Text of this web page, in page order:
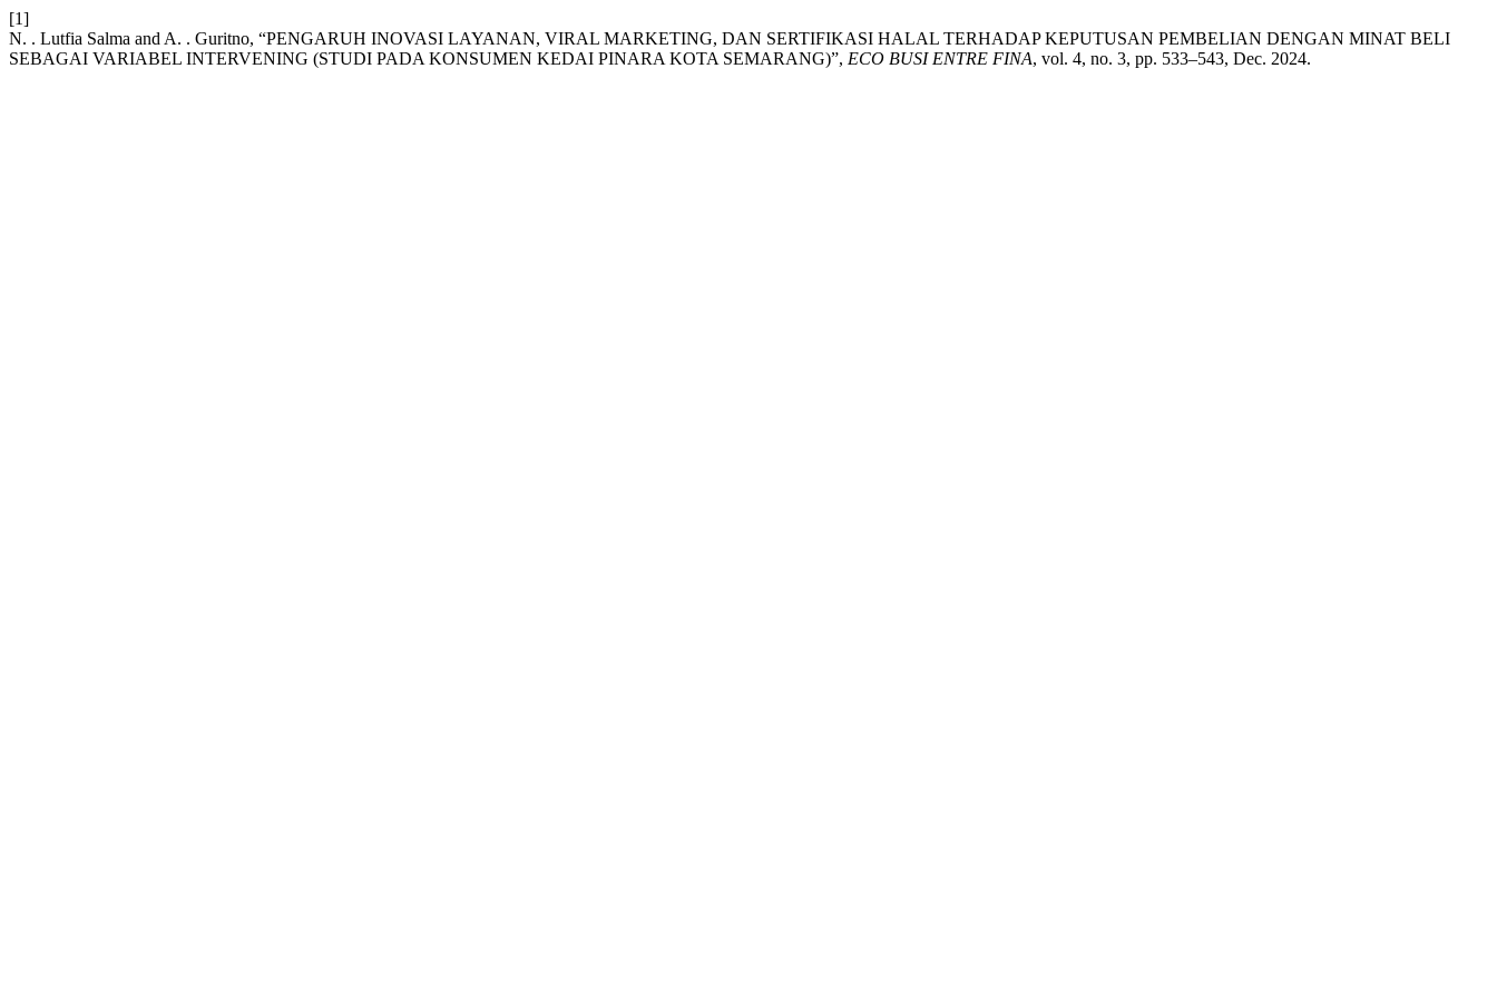
[1]
N. . Lutfia Salma and A. . Guritno, “PENGARUH INOVASI LAYANAN, VIRAL MARKETING, DAN SERTIFIKASI HALAL TERHADAP KEPUTUSAN PEMBELIAN DENGAN MINAT BELI
SEBAGAI VARIABEL INTERVENING (STUDI PADA KONSUMEN KEDAI PINARA KOTA SEMARANG)”, ECO BUSI ENTRE FINA, vol. 4, no. 3, pp. 533–543, Dec. 2024.